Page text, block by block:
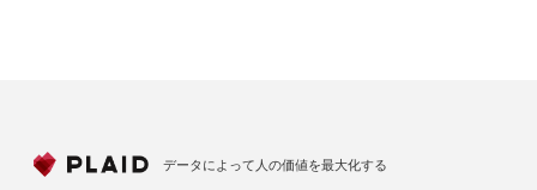
データによって人の価値を最大化する